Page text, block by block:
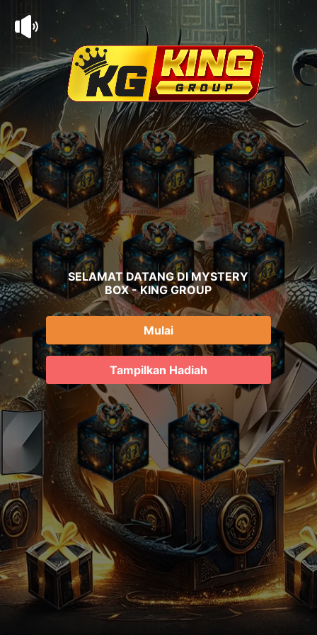
SELAMAT DATANG DI MYSTERY
BOX - KING GROUP
Mulai
Tampilkan Hadiah